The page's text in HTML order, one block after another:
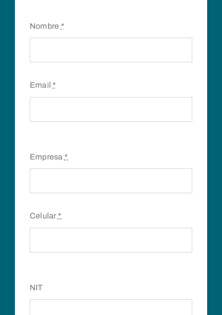
Nombre *
Email *
Empresa *
Celular *
NIT